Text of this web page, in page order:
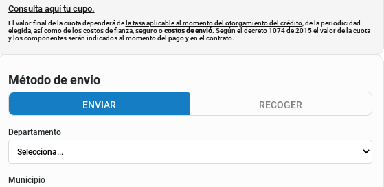
Consulta aquí tu cupo.
El valor final de la cuota dependerá de la tasa aplicable al momento del otorgamiento del crédito, de la periodicidad
elegida, así como de los costos de fianza, seguro ocostos de envió. Según el decreto 1074 de 2015 el valor de la cuota
y los componentes serán indicados al momento del pago y en el contrato.
Método de envío
ENVIAR RECOGER
Departamento
Municipio